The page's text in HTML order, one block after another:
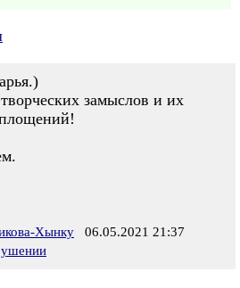
замыслов и их
Хынку 06.05.2021 21:37